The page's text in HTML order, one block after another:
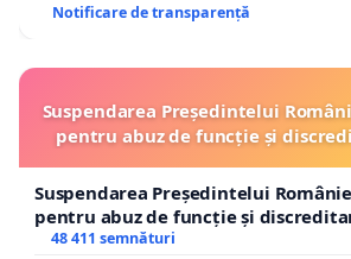
Notificare de transparență
Suspendarea Președintelui
pentru abuz de funcție și
Suspendarea Președintelui
pentru abuz de funcție și
48 411 semnături